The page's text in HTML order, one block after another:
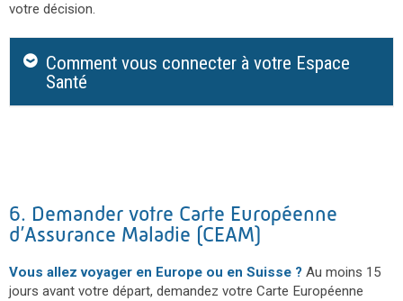
votre décision.
Comment vous connecter à votre Espace
Santé
6. Demander votre Carte Européenne
d’Assurance Maladie (CEAM)
Vous allez voyager en Europe ou en Suisse ? Au moins 15
jours avant votre départ, demandez votre Carte Européenne